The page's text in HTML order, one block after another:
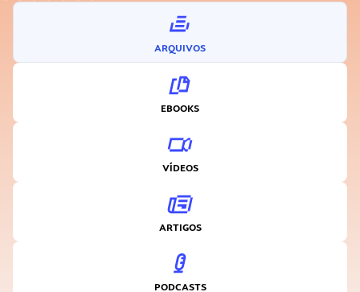
ARQUIVOS
EBOOKS
VÍDEOS
ARTIGOS
PODCASTS